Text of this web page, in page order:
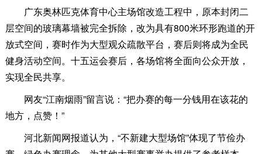
广东奥林匹克体育中心主场馆改造工程中，原本封闭二
层空间的玻璃幕墙被完全拆除，改为具有800米环形跑道的开
放式空间，赛时作为大型观众疏散平台，赛后则将成为全民
健身活动空间。十五运会赛后，各场馆将全面向公众开放，
实现全民共享。
网友“江南烟雨”留言说：“把办赛的每一分钱用在该花的
地方，点赞！”
河北新闻网报道认为，“不新建大型场馆”体现了节俭办